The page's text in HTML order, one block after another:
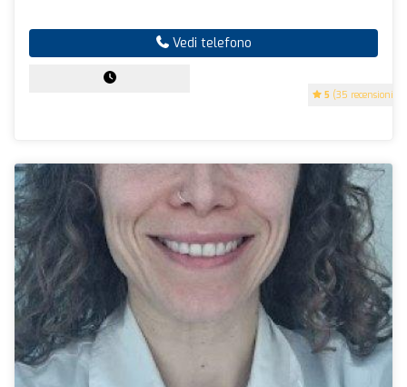
5 (35 recensioni)
Vedi telefono